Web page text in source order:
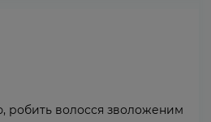
робить волосся зволоженим